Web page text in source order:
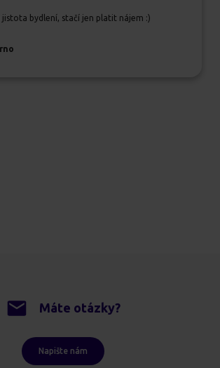
bydlení, stačí jen platit nájem :)
Máte otázky?
Napište nám